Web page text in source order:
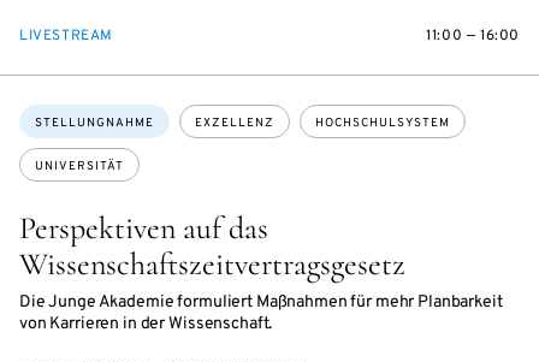
LIVESTREAM 11:00 — 16:00
Perspektiven auf das
Wissenschaftszeitvertragsgesetz
Die Junge Akademie formuliert Maßnahmen für mehr Planbarkeit
von Karrieren in der Wissenschaft.
Themen:
STELLUNGNAHME EXZELLENZ HOCHSCHULSYSTEM
UNIVERSITÄT